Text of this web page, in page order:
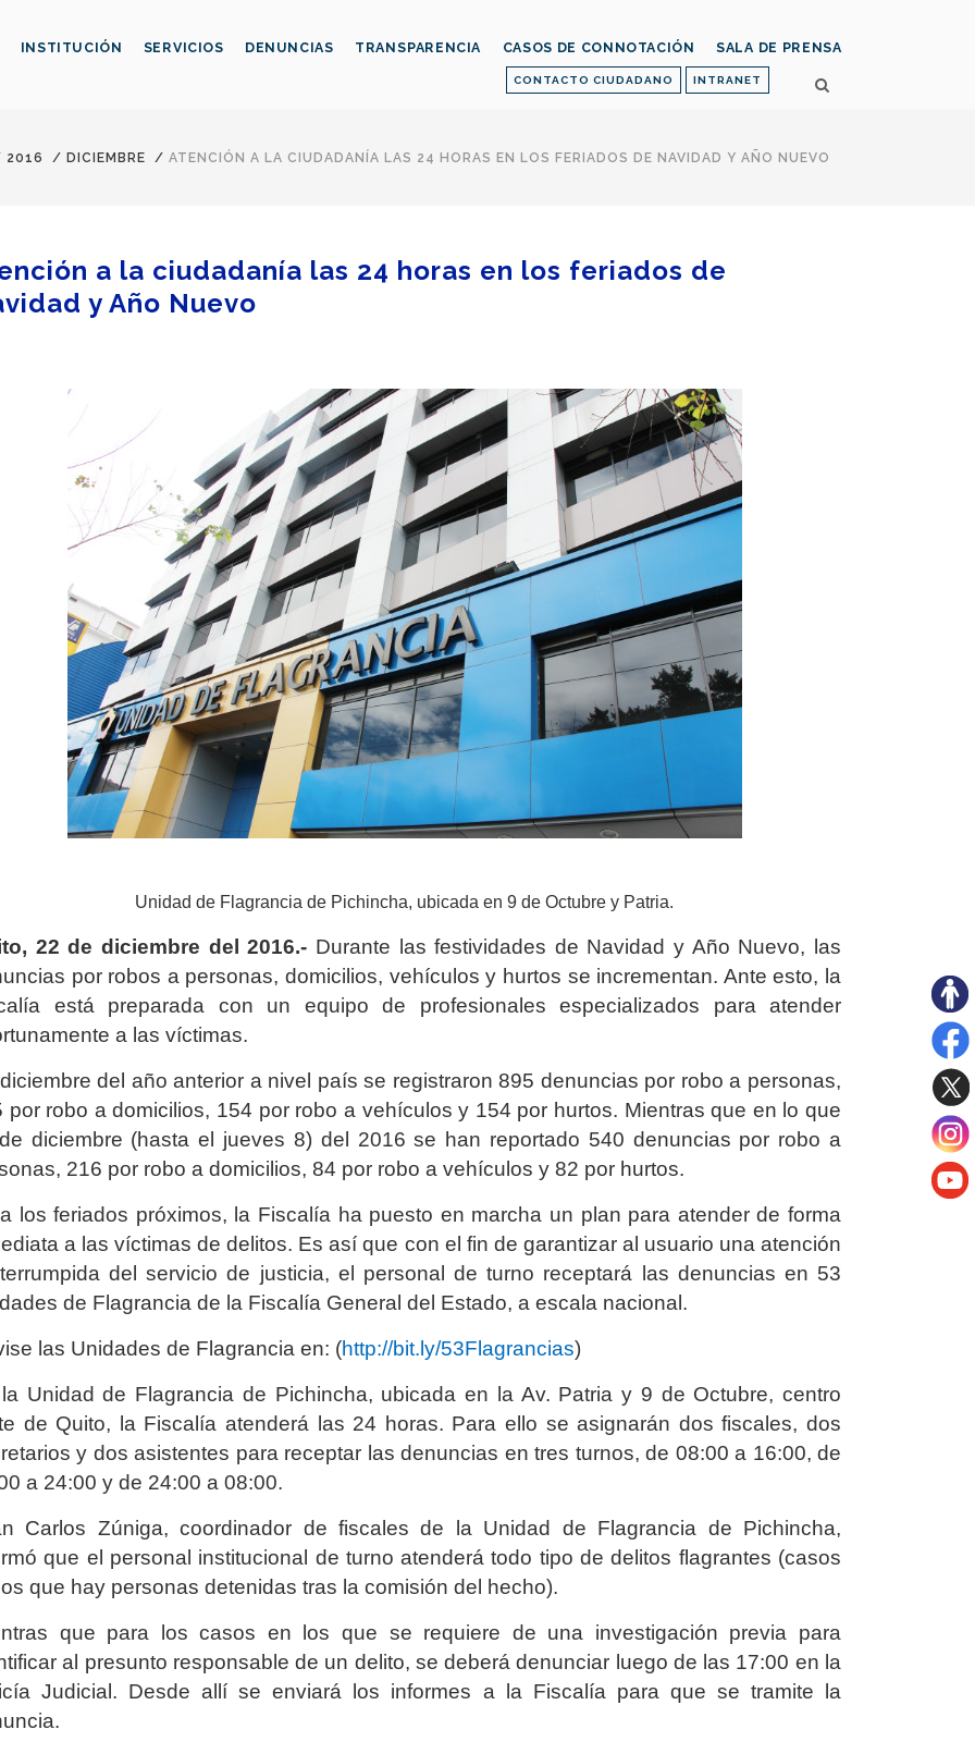
CONTACTO CIUDADANO INTRANET
INSTITUCIÓN SERVICIOS DENUNCIAS TRANSPARENCIA CASOS DE CONNOTACIÓN SALA DE PRENSA
2016 / DICIEMBRE / ATENCIÓN A LA CIUDADANÍA LAS 24 HORAS EN LOS FERIADOS DE NAVIDAD Y AÑO NUEVO
a la ciudadanía las 24 horas en los feriados de
y Año Nuevo
Unidad de Flagrancia de Pichincha, ubicada en 9 de Octubre y Patria.
22 de diciembre del 2016.- Durante las festividades de Navidad y Año Nuevo, las
por robos a personas, domicilios, vehículos y hurtos se incrementan. Ante esto, la
está preparada con un equipo de profesionales especializados para atender
a las víctimas.
del año anterior a nivel país se registraron 895 denuncias por robo a personas,
por robo a domicilios, 154 por robo a vehículos y 154 por hurtos. Mientras que en lo que
diciembre (hasta el jueves 8) del 2016 se han reportado 540 denuncias por robo a
216 por robo a domicilios, 84 por robo a vehículos y 82 por hurtos.
los feriados próximos, la Fiscalía ha puesto en marcha un plan para atender de forma
a las víctimas de delitos. Es así que con el fin de garantizar al usuario una atención
del servicio de justicia, el personal de turno receptará las denuncias en 53
de Flagrancia de la Fiscalía General del Estado, a escala nacional.
las Unidades de Flagrancia en: (http://bit.ly/53Flagrancias)
Unidad de Flagrancia de Pichincha, ubicada en la Av. Patria y 9 de Octubre, centro
de Quito, la Fiscalía atenderá las 24 horas. Para ello se asignarán dos fiscales, dos
y dos asistentes para receptar las denuncias en tres turnos, de 08:00 a 16:00, de
a 24:00 y de 24:00 a 08:00.
Carlos Zúniga, coordinador de fiscales de la Unidad de Flagrancia de Pichincha,
que el personal institucional de turno atenderá todo tipo de delitos flagrantes (casos
que hay personas detenidas tras la comisión del hecho).
que para los casos en los que se requiere de una investigación previa para
al presunto responsable de un delito, se deberá denunciar luego de las 17:00 en la
Judicial. Desde allí se enviará los informes a la Fiscalía para que se tramite la